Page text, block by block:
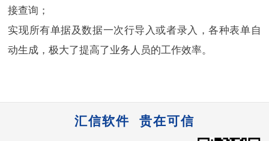
接查询；
实现所有单据及数据一次行导入或者录入，各种表单自
动生成，极大了提高了业务人员的工作效率。
汇信软件 贵在可信